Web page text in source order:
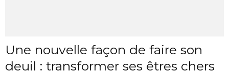
Une nouvelle façon de faire son
deuil : transformer ses êtres chers